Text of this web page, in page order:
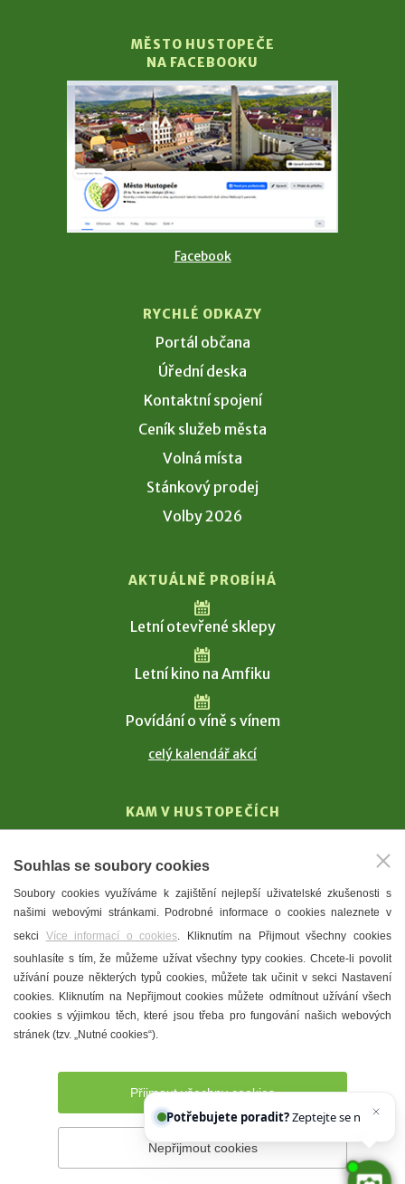
MĚSTO HUSTOPEČE
NA FACEBOOKU
Facebook
RYCHLÉ ODKAZY
Portál občana
Úřední deska
Kontaktní spojení
Ceník služeb města
Volná místa
Stánkový prodej
Volby 2026
AKTUÁLNĚ PROBÍHÁ
Letní otevřené sklepy
Letní kino na Amfiku
Povídání o víně s vínem
celý kalendář akcí
KAM V HUSTOPEČÍCH
T. G. Masaryk
Mandloně
Ubytování
Restaurace
Městské muzeum a galerie
Denní meníčka
Prohlášení o přístupnosti Správce webu
Souhlas se soubory cookies
Soubory cookies využíváme k zajištění nejlepší uživatelské zkušenosti s
našimi webovými stránkami. Podrobné informace o cookies naleznete v
sekci Více informací o cookies. Kliknutím na Přijmout všechny cookies
souhlasíte s tím, že můžeme užívat všechny typy cookies. Chcete-li povolit
užívání pouze některých typů cookies, můžete tak učinit v sekci Nastavení
cookies. Kliknutím na Nepřijmout cookies můžete odmítnout užívání všech
cookies s výjimkou těch, které jsou třeba pro fungování našich webových
stránek (tzv. „Nutné cookies“).
Přijmout všechny cookies
Nepřijmout cookies
Potřebujete poradit?Zeptejte se našeho asis